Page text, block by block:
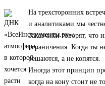
На трехсторонних
и аналитиками мы
Заказчики говорят, что
ограничения. Когда ты
решаются, а не копятся.
Иногда этот принцип
когда на кону стоит не